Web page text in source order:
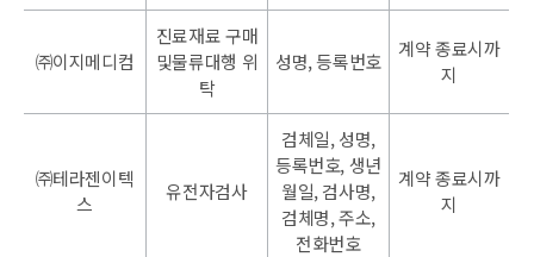
㈜이지메디컴
진료재료 구매
및물류대행 위
탁
성명, 등록번호
계약 종료시까
지
㈜테라젠이텍
스
유전자검사
검체일, 성명,
등록번호, 생년
월일, 검사명,
검체명, 주소,
전화번호
계약 종료시까
지